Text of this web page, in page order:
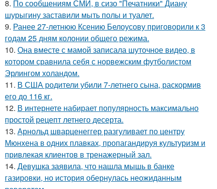
8. По сообщениям СМИ, в сизо "Печатники" Диану
шурыгину заставили мыть полы и туалет.
9. Ранее 27-летнюю Ксению Белоусову приговорили к 3
годам 25 дням колонии общего режима.
10. Она вместе с мамой записала шуточное видео, в
котором сравнила себя с норвежским футболистом
Эрлингом холандом.
11. В США родители убили 7-летнего сына, раскормив
его до 116 кг.
12. В интернете набирает популярность максимально
простой рецепт летнего десерта.
13. Арнольд шварценеггер разгуливает по центру
Мюнхена в одних плавках, пропагандируя культуризм и
привлекая клиентов в тренажерный зал.
14. Девушка заявила, что нашла мышь в банке
газировки, но история обернулась неожиданным